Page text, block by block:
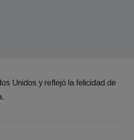
Unidos y reflejó la felicidad de